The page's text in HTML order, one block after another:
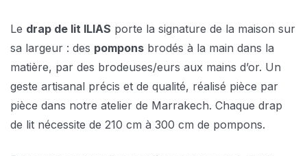
Le drap de lit ILIAS porte la signature de la maison sur
sa largeur : des pompons brodés à la main dans la
matière, par des brodeuses/eurs aux mains d’or. Un
geste artisanal précis et de qualité, réalisé pièce par
pièce dans notre atelier de Marrakech. Chaque drap
de lit nécessite de 210 cm à 300 cm de pompons.